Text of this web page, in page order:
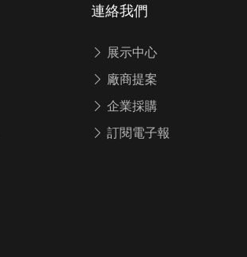
連絡我們
展示中心
廠商提案
企業採購
訂閱電子報